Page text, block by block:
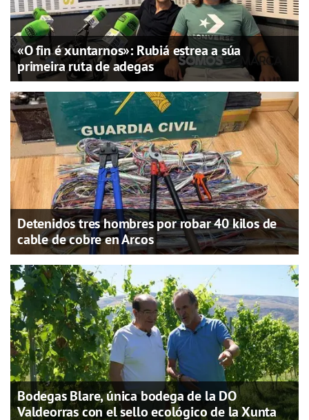
«O fin é xuntarnos»: Rubiá estrea a súa
primeira ruta de adegas
Detenidos tres hombres por robar 40 kilos de
cable de cobre en Arcos
Bodegas Blare, única bodega de la DO
Valdeorras con el sello ecológico de la Xunta